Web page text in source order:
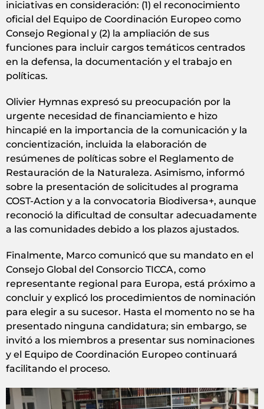
iniciativas en consideración: (1) el reconocimiento
oficial del Equipo de Coordinación Europeo como
Consejo Regional y (2) la ampliación de sus
funciones para incluir cargos temáticos centrados
en la defensa, la documentación y el trabajo en
políticas.
Olivier Hymnas expresó su preocupación por la
urgente necesidad de financiamiento e hizo
hincapié en la importancia de la comunicación y la
concientización, incluida la elaboración de
resúmenes de políticas sobre el Reglamento de
Restauración de la Naturaleza. Asimismo, informó
sobre la presentación de solicitudes al programa
COST‑Action y a la convocatoria Biodiversa+, aunque
reconoció la dificultad de consultar adecuadamente
a las comunidades debido a los plazos ajustados.
Finalmente, Marco comunicó que su mandato en el
Consejo Global del Consorcio TICCA, como
representante regional para Europa, está próximo a
concluir y explicó los procedimientos de nominación
para elegir a su sucesor. Hasta el momento no se ha
presentado ninguna candidatura; sin embargo, se
invitó a los miembros a presentar sus nominaciones
y el Equipo de Coordinación Europeo continuará
facilitando el proceso.